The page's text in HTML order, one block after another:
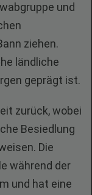
und
ziehen.
ländliche
geprägt ist.
zurück, wobei
Besiedlung
Die
während der
und hat eine